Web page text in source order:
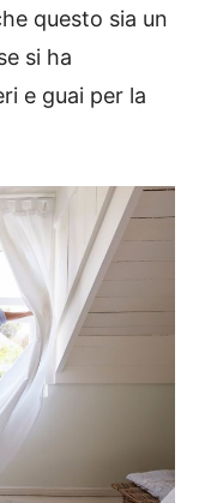
questo sia un
si ha
e guai per la